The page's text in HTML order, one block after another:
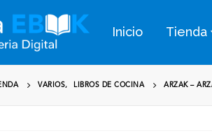
Inicio Tienda
VARIOS, LIBROS DE COCINA ARZAK –